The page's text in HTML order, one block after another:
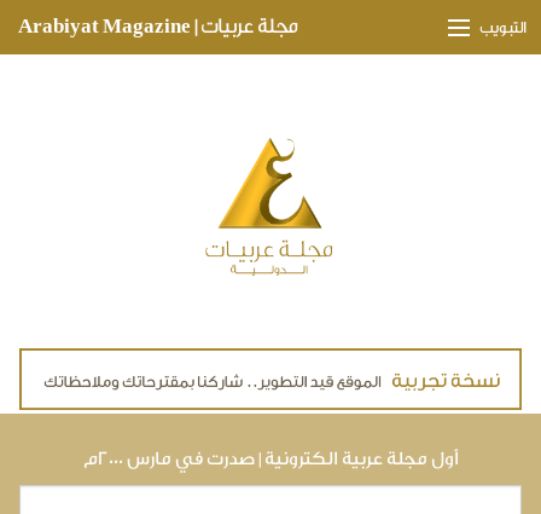
مجلة عربيات | Arabiyat Magazine التبويب
أول مجلة عربية الكترونية | صدرت في مارس ٢٠٠٠م